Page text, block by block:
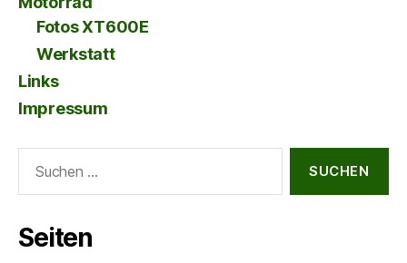
Fotos XT600E
Werkstatt
Links
Impressum
nach:
Seiten